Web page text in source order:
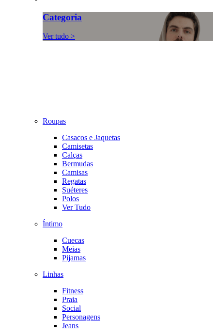
Categoria
Ver tudo >
Roupas
Casacos e Jaquetas
Camisetas
Calças
Bermudas
Camisas
Regatas
Suéteres
Polos
Ver Tudo
Íntimo
Cuecas
Meias
Pijamas
Linhas
Fitness
Praia
Social
Personagens
Jeans